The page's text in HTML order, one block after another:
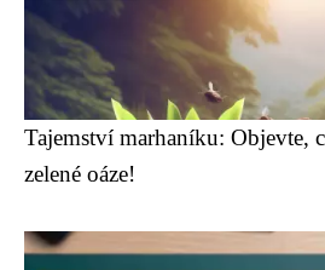
Tajemství marhaníku: Objevte,
zelené oáze!